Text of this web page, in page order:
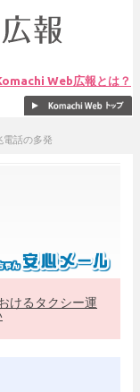
Web広報とは？
電話の多発
けるタクシー運